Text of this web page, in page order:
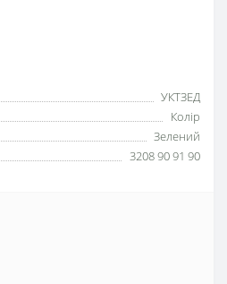
УКТЗЕД
Колір
Зелений
3208 90 91 90